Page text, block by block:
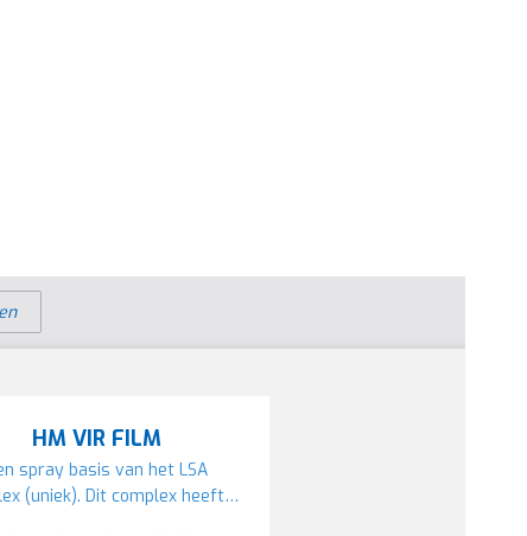
HM VIR FILM
spray basis van het LSA
(uniek). Dit complex heeft…